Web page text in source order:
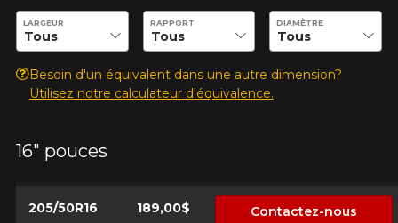
Entrez les dimensions souhaitées pour vérifier la disponibilité
LARGEUR RAPPORT DIAMÈTRE
Besoin d'un équivalent dans une autre dimension?
Utilisez notre calculateur d'équivalence.
16" pouces
205/50R16
189,00$ Contactez-nous